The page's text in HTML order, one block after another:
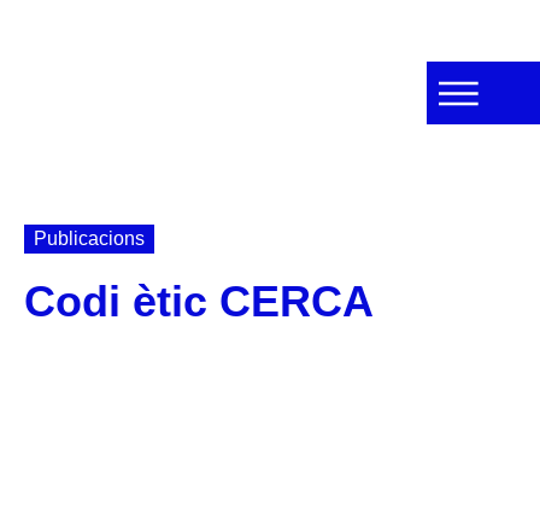
Publicacions
Codi ètic CERCA